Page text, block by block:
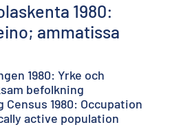
1980:
ammatissa
1980: Yrke och
befolkning
1980: Occupation
active population